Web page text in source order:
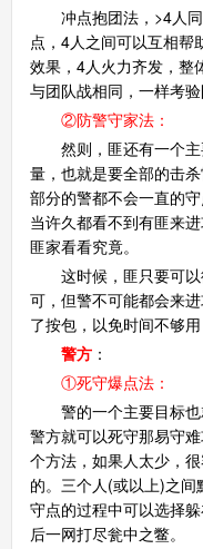
冲点抱团法，>4人同
点，4人之间可以互相帮
效果，4人火力齐发，整
与团队战相同，一样考验
②防警守家法：
然则，匪还有一个主
量，也就是要全部的击
部分的警都不会一直的
当许久都看不到有匪来
匪家看看究竟。
这时候，匪只要可以
可，但警不可能都会来
了按包，以免时间不够用
警方：
①死守爆点法：
警的一个主要目标也
警方就可以死守那易守
个方法，如果人太少，
的。三个人(或以上)之间
守点的过程中可以选择
后一网打尽瓮中之鳖。